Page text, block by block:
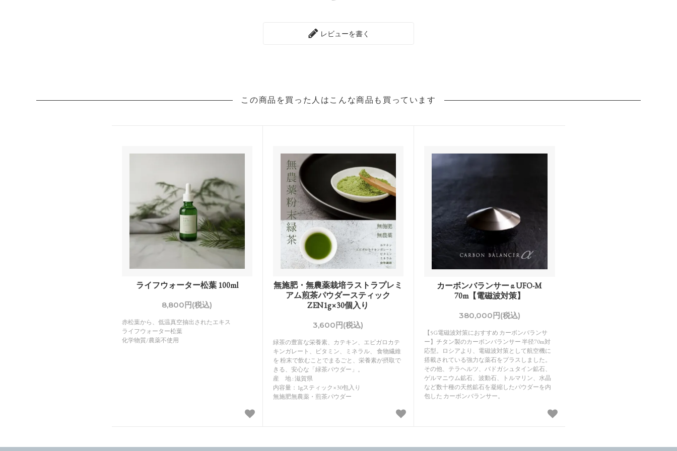
レビューを書く
この商品を買った人はこんな商品も買っています
ライフウォーター松葉 100ml
8,800円(税込)
赤松葉から、低温真空抽出されたエキス
ライフウォーター松葉
化学物質/農薬不使用
無施肥・無農薬栽培ラストラプレミ
アム煎茶パウダースティック
ZEN1g×30個入り
3,600円(税込)
緑茶の豊富な栄養素、カテキン、エピガロカテ
キンガレート、ビタミン、ミネラル、 食物繊維
を 粉末で飲むことでまるごと、栄養素が摂取で
きる、安心な「緑茶パウダー」。
産 地 : 滋賀県
内容量：1gスティック×30包入り
無施肥無農薬・煎茶パウダー
カーボンバランサー α UFO-M
70m【電磁波対策】
380,000円(税込)
【5G電磁波対策におすすめ カーボンバランサ
ー】チタン製のカーボンバランサー 半径70m対
応型。ロシアより、電磁波対策として航空機に
搭載されている強力な薬石をプラスしました。
その他、テラヘルツ、バドガシュタイン鉱石、
ゲルマニウム鉱石、波動石、トルマリン、水晶
など数十種の天然鉱石を凝縮したパウダーを内
包した カーボンバランサー。